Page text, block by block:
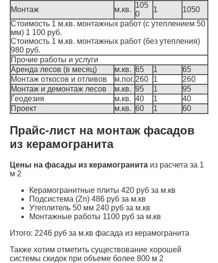
Монтаж
м.кв.
105
0
1
1050
Стоимость 1 м.кв. монтажных работ (с утеплением 50
мм) 1 100 руб.
Стоимость 1 м.кв. монтажных работ (без утепления)
980 руб.
Прочие работы и услуги
Аренда лесов (в месяц)
м.кв. 65 1
65
Монтаж откосов и отливов
м.пог. 260 1
260
Монтаж и демонтаж лесов
м.кв. 95 1
95
Геодезия
м.кв. 40 1
40
Проект
м.кв. 60 1 60
Прайс-лист на монтаж фасадов
из керамогранита
Цены на фасады из керамогранита из расчета за 1
м 2
Керамогранитные плиты 420 руб за м.кв
Подсистема (Zn) 486 руб за м.кв
Утеплитель 50 мм 240 руб за м.кв
Монтажные работы 1100 руб за м.кв
Итого: 2246 руб за м.кв фасада из керамогранита
Также хотим отметить существование хорошей
системы скидок при объеме более 800 м 2